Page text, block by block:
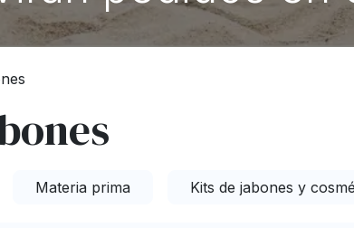
Materia prima Kits de jabones y